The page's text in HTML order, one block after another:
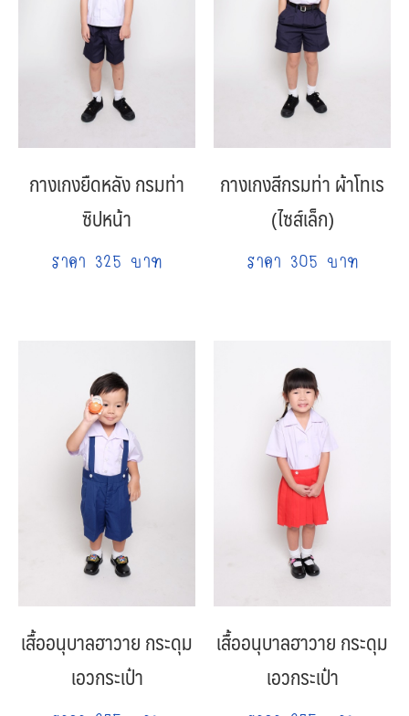
กางเกงยืดหลัง กรมท่า
ซิปหน้า
ราคา 325 บาท
กางเกงสีกรมท่า ผ้าโทเร
(ไซส์เล็ก)
ราคา 305 บาท
เสื้ออนุบาลฮาวาย กระดุม
เอวกระเป๋า
เสื้ออนุบาลฮาวาย กระดุม
เอวกระเป๋า